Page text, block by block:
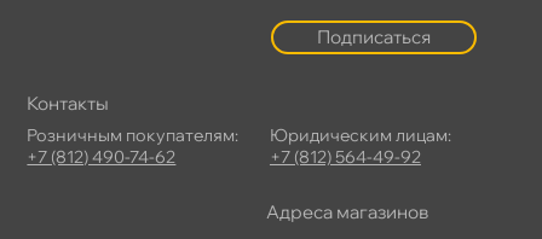
Подписаться
Контакты
Розничным покупателям:
+7 (812) 490-74-62
Юридическим лицам:
+7 (812) 564-49-92
Адреса магазино